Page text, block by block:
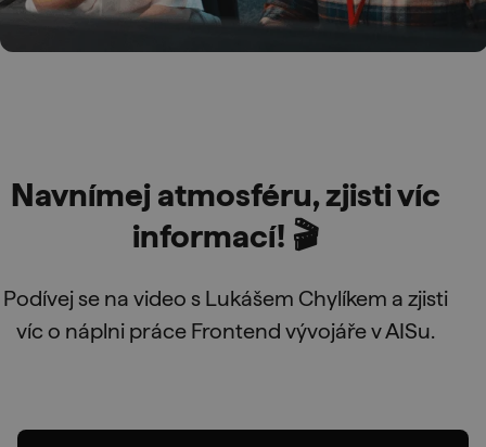
Navnímej atmosféru, zjisti víc
informací! 🎬
Podívej se na video s Lukášem Chylíkem a zjisti
víc o náplni práce Frontend vývojáře v AISu.